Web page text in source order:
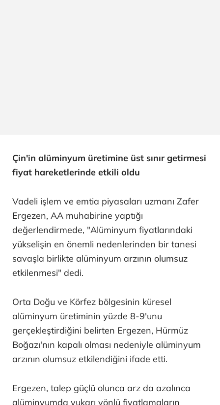
Çin'in alüminyum üretimine üst sınır getirmesi
fiyat hareketlerinde etkili oldu
Vadeli işlem ve emtia piyasaları uzmanı Zafer
Ergezen, AA muhabirine yaptığı
değerlendirmede, "Alüminyum fiyatlarındaki
yükselişin en önemli nedenlerinden bir tanesi
savaşla birlikte alüminyum arzının olumsuz
etkilenmesi" dedi.
Orta Doğu ve Körfez bölgesinin küresel
alüminyum üretiminin yüzde 8-9'unu
gerçekleştirdiğini belirten Ergezen, Hürmüz
Boğazı'nın kapalı olması nedeniyle alüminyum
arzının olumsuz etkilendiğini ifade etti.
Ergezen, talep güçlü olunca arz da azalınca
alüminyumda yukarı yönlü fiyatlamaların